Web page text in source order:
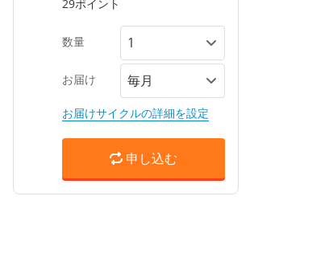
29ポイント
数量
お届け
お届けサイクルの詳細を設定
申し込む